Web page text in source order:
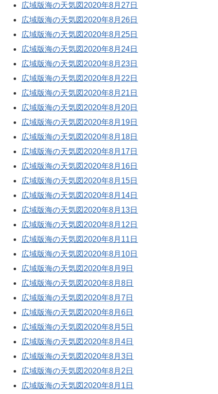
広域版海の天気図2020年8月27日
広域版海の天気図2020年8月26日
広域版海の天気図2020年8月25日
広域版海の天気図2020年8月24日
広域版海の天気図2020年8月23日
広域版海の天気図2020年8月22日
広域版海の天気図2020年8月21日
広域版海の天気図2020年8月20日
広域版海の天気図2020年8月19日
広域版海の天気図2020年8月18日
広域版海の天気図2020年8月17日
広域版海の天気図2020年8月16日
広域版海の天気図2020年8月15日
広域版海の天気図2020年8月14日
広域版海の天気図2020年8月13日
広域版海の天気図2020年8月12日
広域版海の天気図2020年8月11日
広域版海の天気図2020年8月10日
広域版海の天気図2020年8月9日
広域版海の天気図2020年8月8日
広域版海の天気図2020年8月7日
広域版海の天気図2020年8月6日
広域版海の天気図2020年8月5日
広域版海の天気図2020年8月4日
広域版海の天気図2020年8月3日
広域版海の天気図2020年8月2日
広域版海の天気図2020年8月1日